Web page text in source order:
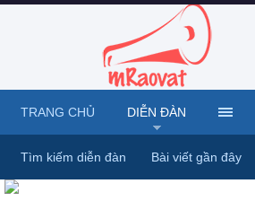
TRANG CHỦ DIỄN ĐÀN
Tìm kiếm diễn đàn Bài viết gần đây